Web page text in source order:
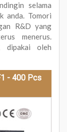
selama
anda. Tomori
R&D yang
menerus.
dipakai oleh
- 400 Pcs